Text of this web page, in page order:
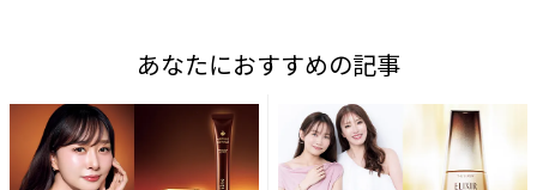
あなたにおすすめの記事